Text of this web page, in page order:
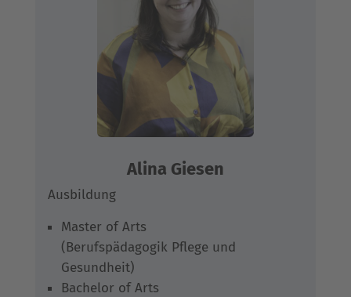
Alina Giesen
Ausbildung
Master of Arts
(Berufspädagogik Pflege und
Gesundheit)
Bachelor of Arts